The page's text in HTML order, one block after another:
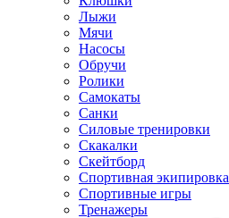
Лыжи
Мячи
Насосы
Обручи
Ролики
Самокаты
Санки
Силовые тренировки
Скакалки
Скейтборд
Спортивная экипировка
Спортивные игры
Тренажеры